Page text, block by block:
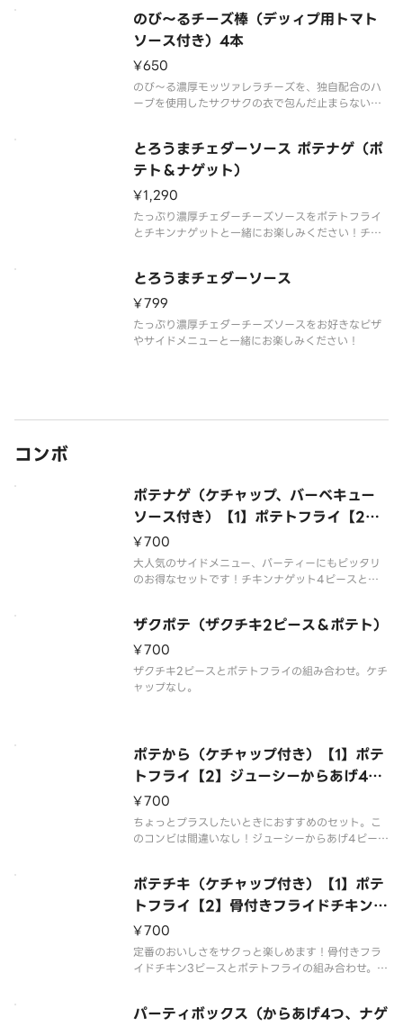
のび～るチーズ棒（デッィプ用トマト
ソース付き）4本
¥650
のび～る濃厚モッツァレラチーズを、独自配合のハ
ーブを使用したサクサクの衣で包んだ止まらないお
とろうまチェダーソース ポテナゲ（ポ
テト＆ナゲット）
¥1,290
たっぷり濃厚チェダーチーズソースをポテトフライ
とチキンナゲットと一緒にお楽しみください！チェ
とろうまチェダーソース
¥799
たっぷり濃厚チェダーチーズソースをお好きなピザ
やサイドメニューと一緒にお楽しみください！
コンボ
ポテナゲ（ケチャップ、バーベキュー
ソース付き）【1】ポテトフライ【2】
チキンナゲット4ピース
¥700
大人気のサイドメニュー、パーティーにもピッタリ
のお得なセットです！チキンナゲット4ピースとポ
ザクポテ（ザクチキ2ピース＆ポテト）
¥700
ザクチキ2ピースとポテトフライの組み合わせ。ケチ
ャップなし。
ポテから（ケチャップ付き）【1】ポテ
トフライ【2】ジューシーからあげ4ピ
ース
¥700
ちょっとプラスしたいときにおすすめのセット。こ
のコンビは間違いなし！ジューシーからあげ4ピー
ポテチキ（ケチャップ付き）【1】ポテ
トフライ【2】骨付きフライドチキン3
ピース
¥700
定番のおいしさをサクっと楽しめます！骨付きフラ
イドチキン3ピースとポテトフライの組み合わせ。ケ
パーティボックス（からあげ4つ、ナゲ